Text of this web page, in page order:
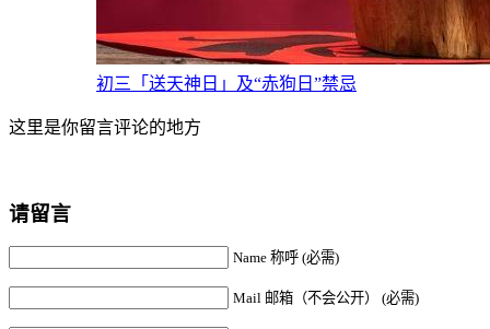
初三「送天神日」及“赤狗日”禁忌
这里是你留言评论的地方
请留言
Name 称呼 (必需)
Mail 邮箱（不会公开） (必需)